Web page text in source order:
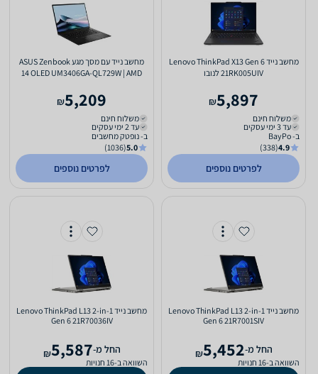
מחשב נייד Lenovo ThinkPad X13 Gen 6
21RK005UIV לנובו
5,897
₪
משלוח חינם
עד 3 ימי עסקים
ב- BayPo
4.9
(338)
לפרטים נוספים
מחשב נייד עם מסך מגע ASUS Zenbook
14 OLED UM3406GA-QL729W | AMD
5,209
₪
משלוח חינם
עד 2 ימי עסקים
ב- נופטק מחשבים
5.0
(1036)
לפרטים נוספים
מחשב נייד Lenovo ThinkPad L13 2-in-1
Gen 6 21R7001SIV
‫החל מ-5,452
₪
השוואה ב-16 חנויות
מחשב נייד Lenovo ThinkPad L13 2-in-1
Gen 6 21R70036IV
‫החל מ-5,587
₪
השוואה ב-16 חנויות